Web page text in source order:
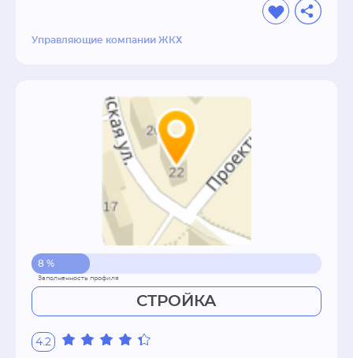
Управляющие компании ЖКХ
8 %
СТРОЙКА
4.2